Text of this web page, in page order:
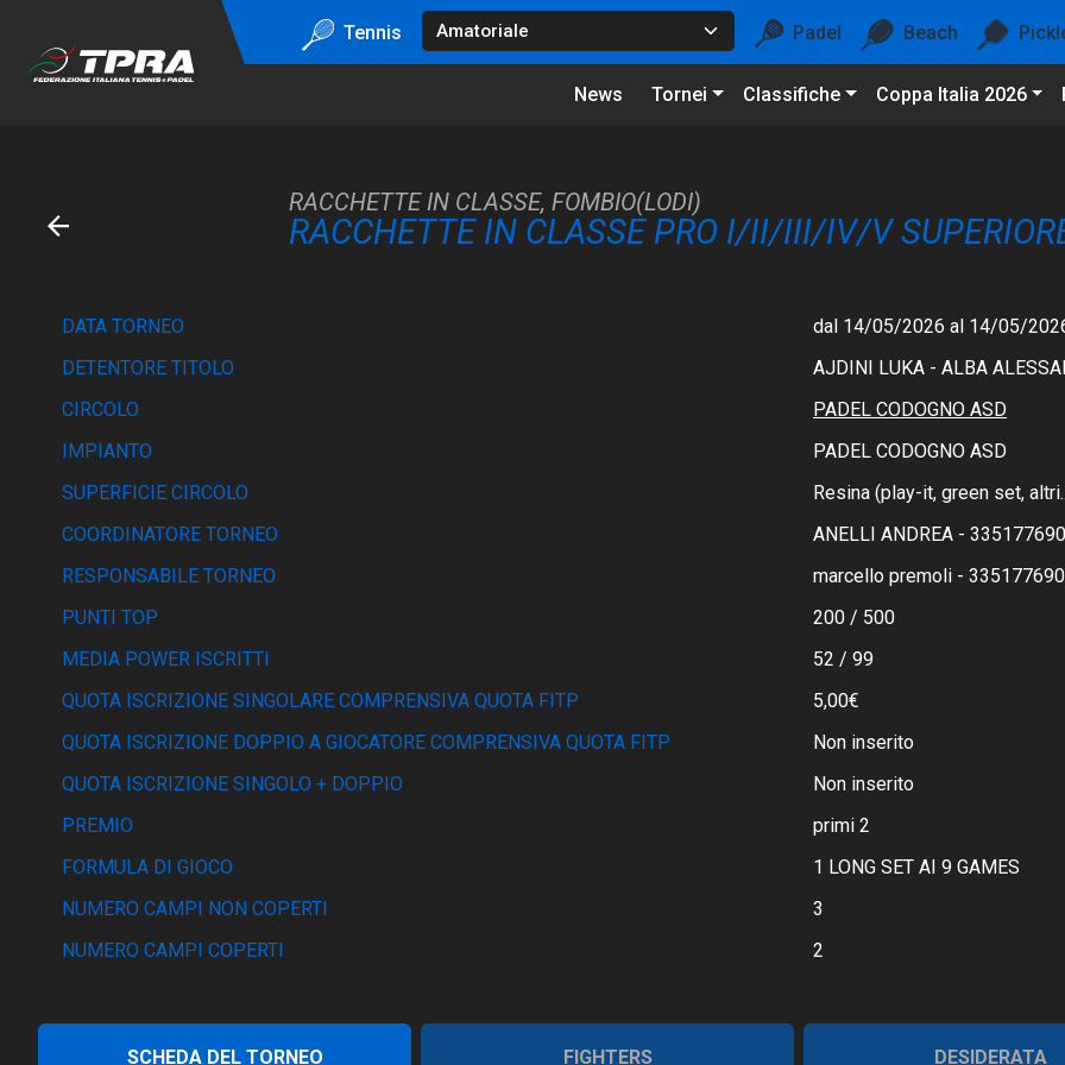
Tennis Padel Beach
News Tornei Classifiche Coppa Italia 2026
RACCHETTE IN CLASSE, FOMBIO(LODI)
RACCHETTE IN CLASSE PRO I/II/III/IV/V
DATA TORNEO
dal 14/05/2026 al 14/05/
DETENTORE TITOLO
AJDINI LUKA - ALBA
CIRCOLO
PADEL CODOGNO ASD
IMPIANTO
PADEL CODOGNO ASD
SUPERFICIE CIRCOLO
Resina (play-it, green set,
COORDINATORE TORNEO
ANELLI ANDREA -
RESPONSABILE TORNEO
marcello premoli -
PUNTI TOP
200 / 500
MEDIA POWER ISCRITTI
52 / 99
QUOTA ISCRIZIONE SINGOLARE COMPRENSIVA QUOTA FITP
5,00€
QUOTA ISCRIZIONE DOPPIO A GIOCATORE COMPRENSIVA QUOTA FITP
Non inserito
QUOTA ISCRIZIONE SINGOLO + DOPPIO
Non inserito
PREMIO
primi 2
FORMULA DI GIOCO
1 LONG SET AI 9 GAMES
NUMERO CAMPI NON COPERTI
3
NUMERO CAMPI COPERTI
2
SCHEDA DEL TORNEO FIGHTERS DESIDERATA